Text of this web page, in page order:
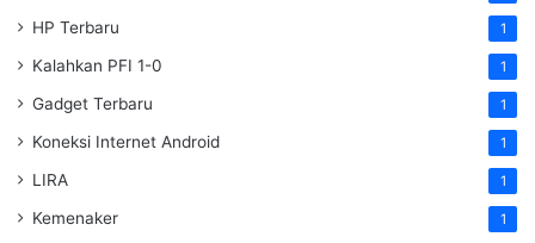
HP Terbaru 1
Kalahkan PFI 1-0 1
Gadget Terbaru 1
Koneksi Internet Android 1
LIRA 1
Kemenaker 1